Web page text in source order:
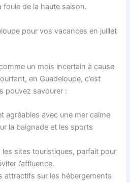
foule de la haute saison.
pour vos vacances en juillet
un mois incertain à cause
en Guadeloupe, c’est
pouvez savourer :
agréables avec une mer calme
la baignade et les sports
les sites touristiques, parfait pour
l’affluence.
attractifs sur les hébergements